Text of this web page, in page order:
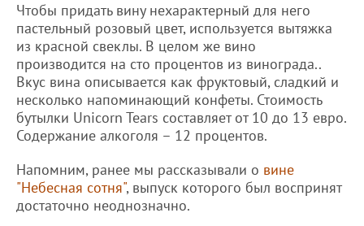
Чтобы придать вину нехарактерный для него
пастельный розовый цвет, используется вытяжка
из красной свеклы. В целом же вино
производится на сто процентов из винограда..
Вкус вина описывается как фруктовый, сладкий и
несколько напоминающий конфеты. Стоимость
бутылки Unicorn Tears составляет от 10 до 13 евро.
Содержание алкоголя – 12 процентов.
Напомним, ранее мы рассказывали о вине
"Небесная сотня", выпуск которого был воспринят
достаточно неоднозначно.